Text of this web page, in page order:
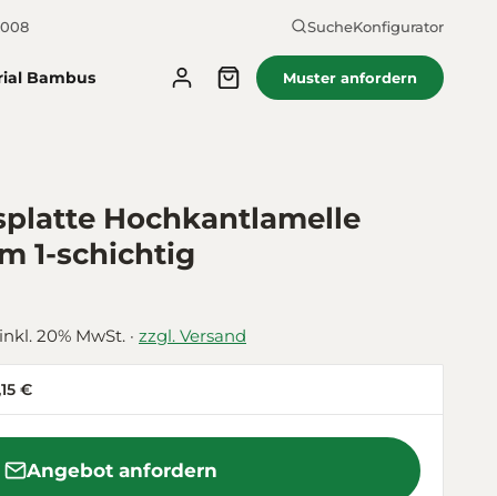
SucheKonfigurator
Bambus Muster anfordern
Hochkantlamelle
1-schichtig
20% MwSt. · zzgl. Versand
€
Angebot anfordern